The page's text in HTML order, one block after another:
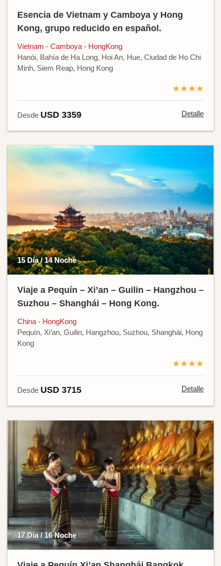
Esencia de Vietnam y Camboya y Hong
Kong, grupo reducido en español.
Vietnam - Camboya - HongKong
Hanói, Bahía de Ha Long, Hoi An, Hue, Ciudad de Ho Chi
Minh, Siem Reap, Hong Kong
★★★★
Desde USD 3359 Detalle
15 Día / 14 Noche
Viaje a Pequín – Xi’an – Guilin – Hangzhou –
Suzhou – Shanghái – Hong Kong.
China - HongKong
Pequín, Xi’an, Guilin, Hangzhou, Suzhou, Shanghái, Hong
Kong
★★★★
Desde USD 3715 Detalle
17 Día / 16 Noche